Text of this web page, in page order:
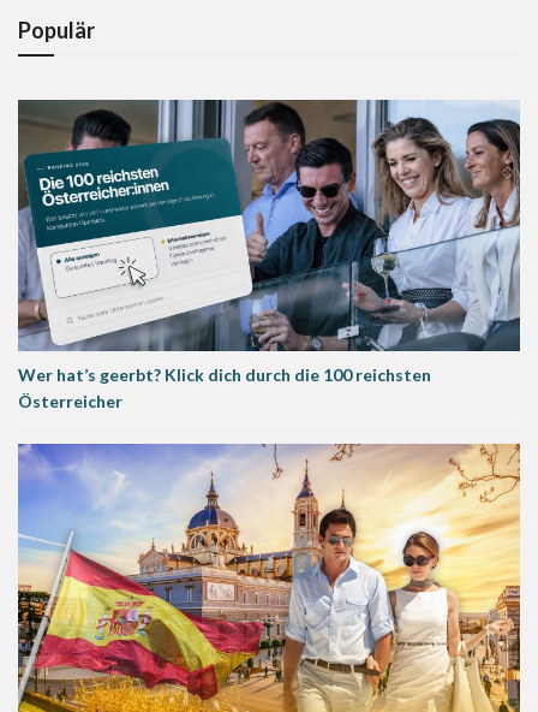
Populär
Wer hat’s geerbt? Klick dich durch die 100 reichsten
Österreicher